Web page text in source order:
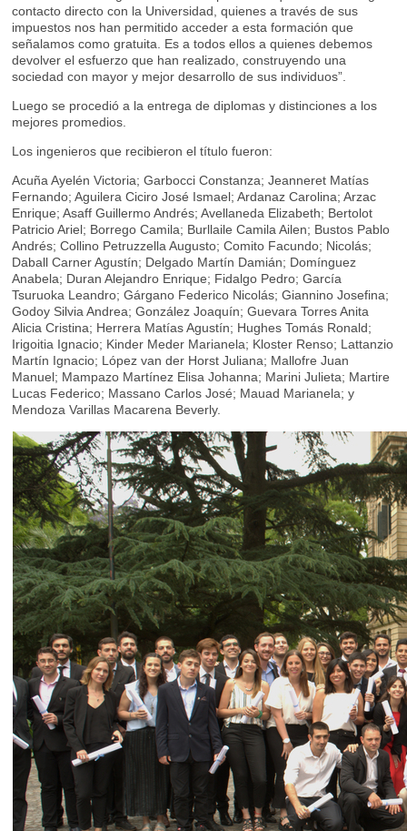
contacto directo con la Universidad, quienes a través de sus
impuestos nos han permitido acceder a esta formación que
señalamos como gratuita. Es a todos ellos a quienes debemos
devolver el esfuerzo que han realizado, construyendo una
sociedad con mayor y mejor desarrollo de sus individuos”.
Luego se procedió a la entrega de diplomas y distinciones a los
mejores promedios.
Los ingenieros que recibieron el título fueron:
Acuña Ayelén Victoria; Garbocci Constanza; Jeanneret Matías
Fernando; Aguilera Ciciro José Ismael; Ardanaz Carolina; Arzac
Enrique; Asaff Guillermo Andrés; Avellaneda Elizabeth; Bertolot
Patricio Ariel; Borrego Camila; Burllaile Camila Ailen; Bustos Pablo
Andrés; Collino Petruzzella Augusto; Comito Facundo; Nicolás;
Daball Carner Agustín; Delgado Martín Damián; Domínguez
Anabela; Duran Alejandro Enrique; Fidalgo Pedro; García
Tsuruoka Leandro; Gárgano Federico Nicolás; Giannino Josefina;
Godoy Silvia Andrea; González Joaquín; Guevara Torres Anita
Alicia Cristina; Herrera Matías Agustín; Hughes Tomás Ronald;
Irigoitia Ignacio; Kinder Meder Marianela; Kloster Renso; Lattanzio
Martín Ignacio; López van der Horst Juliana; Mallofre Juan
Manuel; Mampazo Martínez Elisa Johanna; Marini Julieta; Martire
Lucas Federico; Massano Carlos José; Mauad Marianela; y
Mendoza Varillas Macarena Beverly.